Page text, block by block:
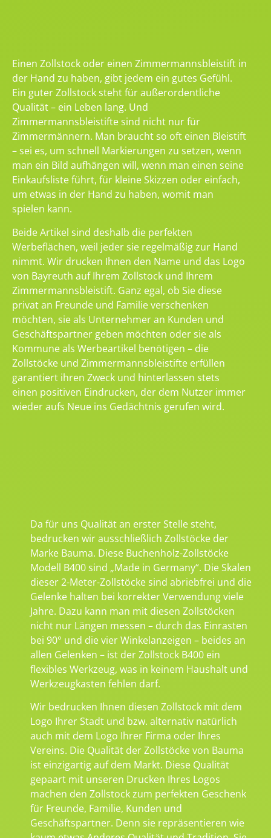
Einen Zollstock oder einen Zimmermannsbleistift in
der Hand zu haben, gibt jedem ein gutes Gefühl.
Ein guter Zollstock steht für außerordentliche
Qualität – ein Leben lang. Und
Zimmermannsbleistifte sind nicht nur für
Zimmermännern. Man braucht so oft einen Bleistift
– sei es, um schnell Markierungen zu setzen, wenn
man ein Bild aufhängen will, wenn man einen seine
Einkaufsliste führt, für kleine Skizzen oder einfach,
um etwas in der Hand zu haben, womit man
spielen kann.
Beide Artikel sind deshalb die perfekten
Werbeflächen, weil jeder sie regelmäßig zur Hand
nimmt. Wir drucken Ihnen den Name und das Logo
von Bayreuth auf Ihrem Zollstock und Ihrem
Zimmermannsbleistift. Ganz egal, ob Sie diese
privat an Freunde und Familie verschenken
möchten, sie als Unternehmer an Kunden und
Geschäftspartner geben möchten oder sie als
Kommune als Werbeartikel benötigen – die
Zollstöcke und Zimmermannsbleistifte erfüllen
garantiert ihren Zweck und hinterlassen stets
einen positiven Eindrucken, der dem Nutzer immer
wieder aufs Neue ins Gedächtnis gerufen wird.
Da für uns Qualität an erster Stelle steht,
bedrucken wir ausschließlich Zollstöcke der
Marke Bauma. Diese Buchenholz-Zollstöcke
Modell B400 sind „Made in Germany“. Die Skalen
dieser 2-Meter-Zollstöcke sind abriebfrei und die
Gelenke halten bei korrekter Verwendung viele
Jahre. Dazu kann man mit diesen Zollstöcken
nicht nur Längen messen – durch das Einrasten
bei 90° und die vier Winkelanzeigen – beides an
allen Gelenken – ist der Zollstock B400 ein
flexibles Werkzeug, was in keinem Haushalt und
Werkzeugkasten fehlen darf.
Wir bedrucken Ihnen diesen Zollstock mit dem
Logo Ihrer Stadt und bzw. alternativ natürlich
auch mit dem Logo Ihrer Firma oder Ihres
Vereins. Die Qualität der Zollstöcke von Bauma
ist einzigartig auf dem Markt. Diese Qualität
gepaart mit unseren Drucken Ihres Logos
machen den Zollstock zum perfekten Geschenk
für Freunde, Familie, Kunden und
Geschäftspartner. Denn sie repräsentieren wie